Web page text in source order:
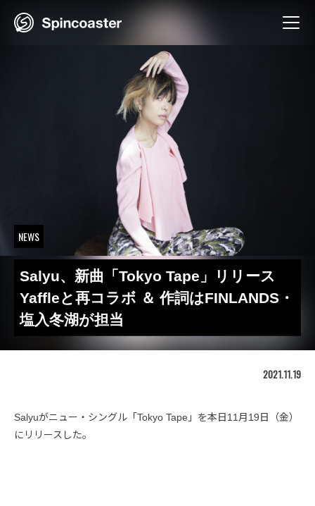
NEWS
Salyu、新曲「Tokyo Tape」リリース
Yaffleと再コラボ ＆ 作詞はFINLANDS・
塩入冬湖が担当
2021.11.19
Salyuがニュー・シングル「Tokyo Tape」を本日11月19日（金）
にリリースした。